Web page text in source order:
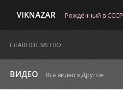
VIKNAZAR Рождённый в СССР
ГЛАВНОЕ МЕНЮ
ВИДЕО Все видео »Другое